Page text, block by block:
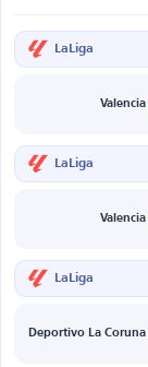
LaLiga
Valencia
LaLiga
Valencia
LaLiga
Deportivo La Coruna